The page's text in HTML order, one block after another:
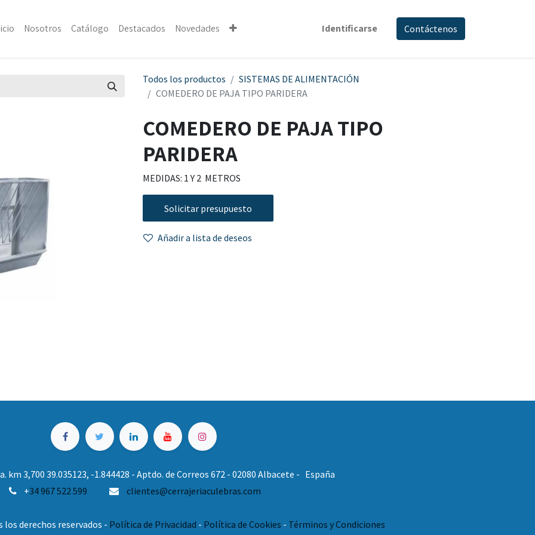
Nosotros Catálogo Destacados Novedades Identificarse Contáctenos
Todos los productos
SISTEMAS DE ALIMENTACIÓN
COMEDERO DE PAJA TIPO PARIDERA
COMEDERO DE PAJA TIPO
PARIDERA
MEDIDAS: 1 Y 2 METROS
Solicitar presupuesto
Añadir a lista de deseos
km 3,700 39.035123, -1.844428 - Aptdo. de Correos 672 - 02080 Albacete - España
+34 967 522 599 clientes@cerrajeriaculebras.com
derechos reservados - Política de Privacidad - Política de Cookies - Términos y Condiciones